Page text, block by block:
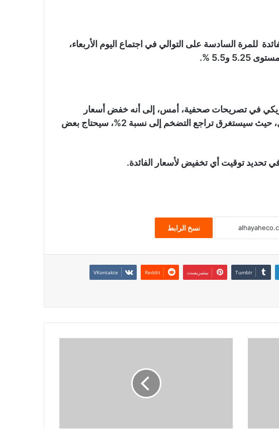
للمرة السادسة على التوالي في اجتماع اليوم الأربعاء،
و5.5 %.
في تصريحات صحفية، أمس، إلى أنه خفض أسعار
الفائدة في المستقبل القريب غير محتمل، حيث سيستغرق تراجع التضخم إلى نسبة 2%، سيحتاج بعض
تحديد توقيت أي تخفيض لأسعار الفائدة.
نسخ الرابط
بينتيريست